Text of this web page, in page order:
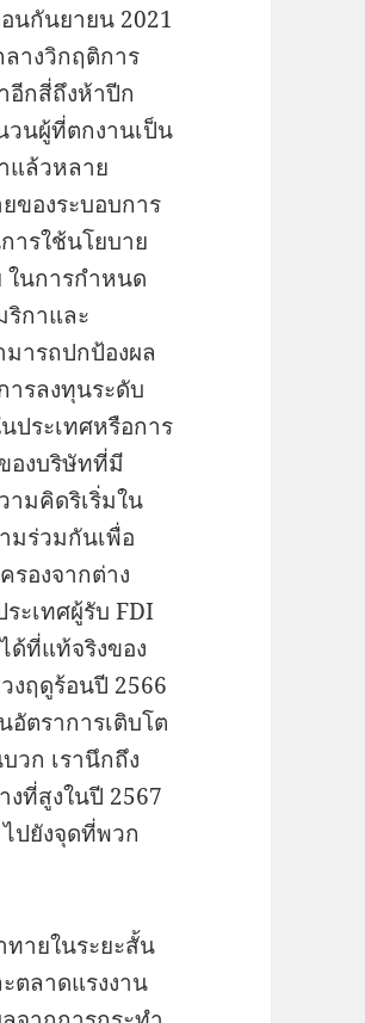
นกันยายน 2021
างวิกฤติการ
อีกสี่ถึงห้าปีก
วนผู้ที่ตกงานเป็น
แล้วหลาย
ของระบอบการ
ารใช้นโยบาย
ในการกำหนด
กาและ
ารถปกป้องผล
ารลงทุนระดับ
ประเทศหรือการ
องบริษัทที่มี
ามคิดริเริ่มใน
มร่วมกันเพื่อ
องจากต่าง
ะเทศผู้รับ FDI
ด้ที่แท้จริงของ
งฤดูร้อนปี 2566
อัตราการเติบโต
วก เรานึกถึง
งที่สูงในปี 2567
ปยังจุดที่พวก
ายในระยะสั้น
ตลาดแรงงาน